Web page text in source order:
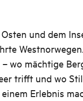
und dem
Westnorwegen.
wo mächtige
trifft und wo
Erlebnis